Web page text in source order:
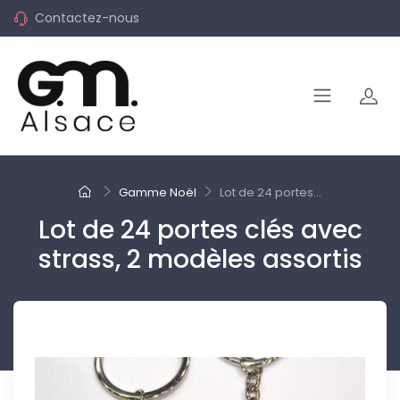
Contactez-nous
Gamme Noël Lot de 24 portes...
Lot de 24 portes clés avec
strass, 2 modèles assortis